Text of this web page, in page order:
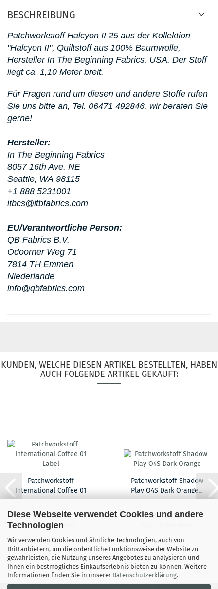
Diese Webseite verwendet Cookies und andere
Technologien
Wir verwenden Cookies und ähnliche Technologien, auch von
Drittanbietern, um die ordentliche Funktionsweise der Website zu
gewährleisten, die Nutzung unseres Angebotes zu analysieren und
Ihnen ein bestmögliches Einkaufserlebnis bieten zu können. Weitere
Informationen finden Sie in unserer Datenschutzerklärung.
BESCHREIBUNG
Patchworkstoff Halcyon II 25 aus der Kollektion
"Halcyon II", Quiltstoff aus 100% Baumwolle,
Hersteller In The Beginning Fabrics, USA. Der Stoff
liegt ca. 1,10 Meter breit.
Für Fragen rund um diesen und andere Stoffe rufen
Sie uns bitte an, Tel. 06471 492846, wir beraten Sie
gerne!
Hersteller:
In The Beginning Fabrics
8057 16th Ave. NE
Seattle, WA 98115
+1 888 5231001
itbcs@itbfabrics.com
EU/Verantwortliche Person:
QB Fabrics B.V.
Odoorner Weg 71
7814 TH Emmen
Niederlande
info@qbfabrics.com
KUNDEN, WELCHE DIESEN ARTIKEL BESTELLTEN, HABEN
AUCH FOLGENDE ARTIKEL GEKAUFT:
Patchworkstoff
International Coffee 01
Label...
12,90 EUR
12,90 EUR pro Meter
Patchworkstoff Shadow
Play O4S Dark Orange...
16,90 EUR